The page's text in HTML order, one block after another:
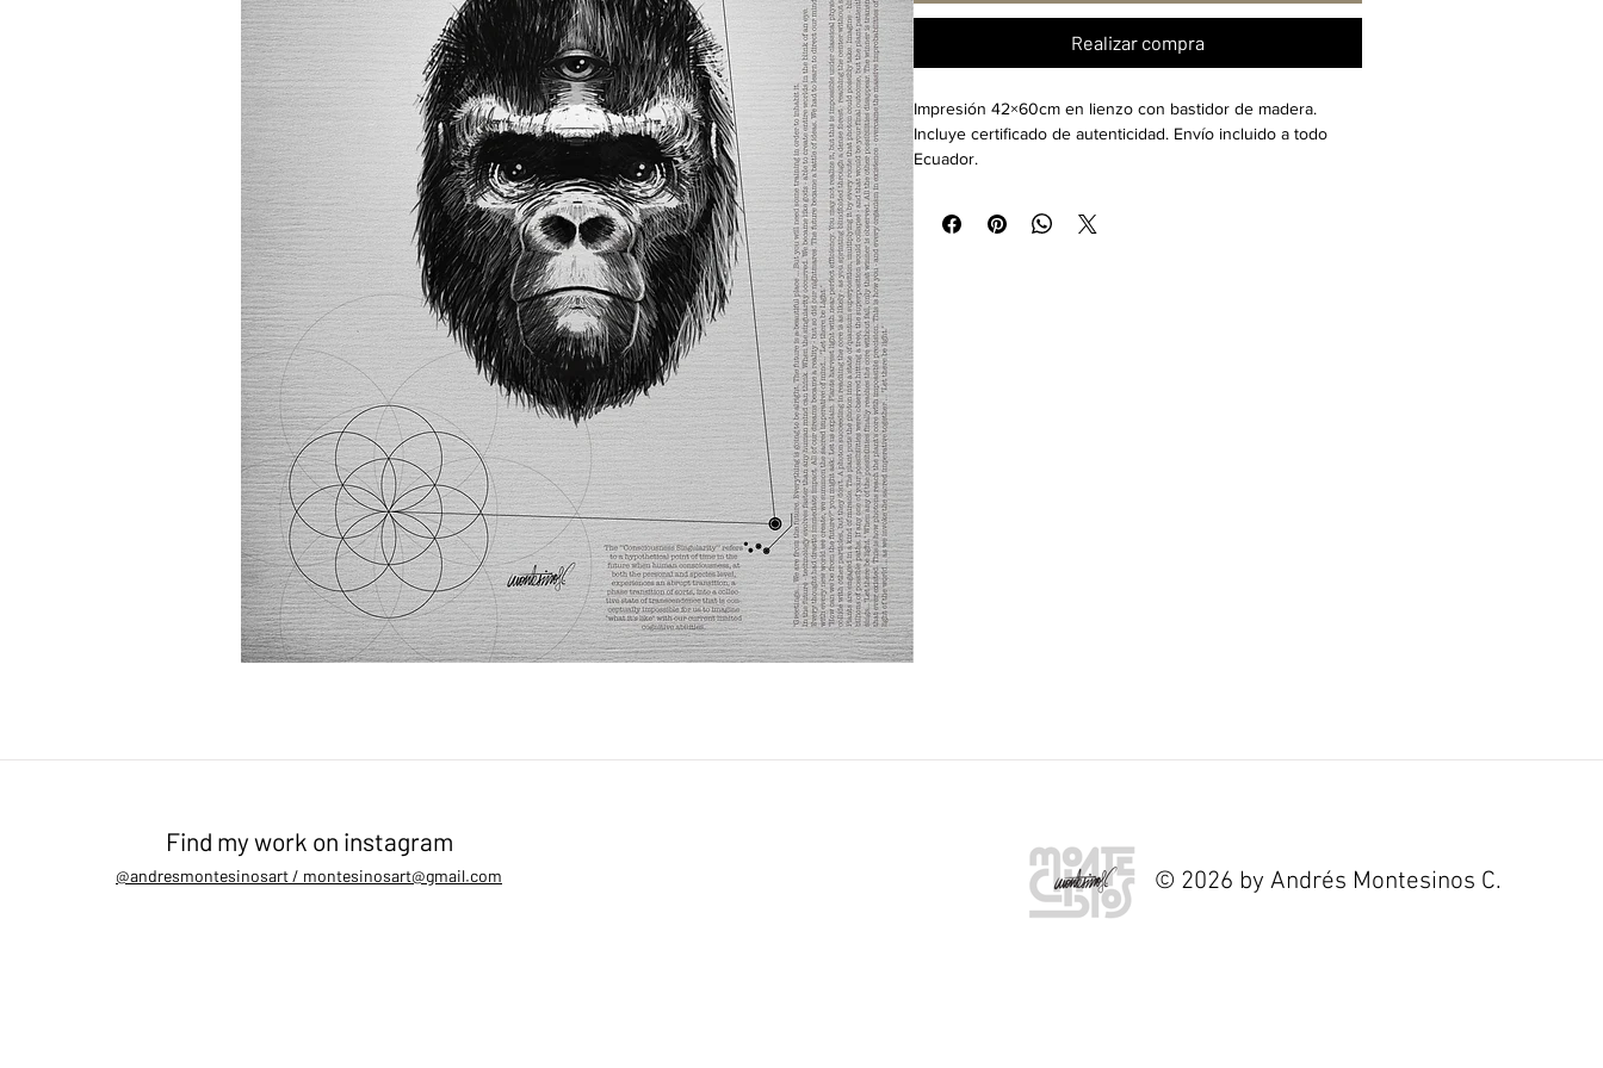
Realizar compra
Impresión 42×60cm en lienzo con bastidor de madera.
Incluye certificado de autenticidad. Envío incluido a todo
Ecuador.
Find my work on instagram
@andresmontesinosart / montesinosart@gmail.com © 2026 by Andrés Montesinos C.